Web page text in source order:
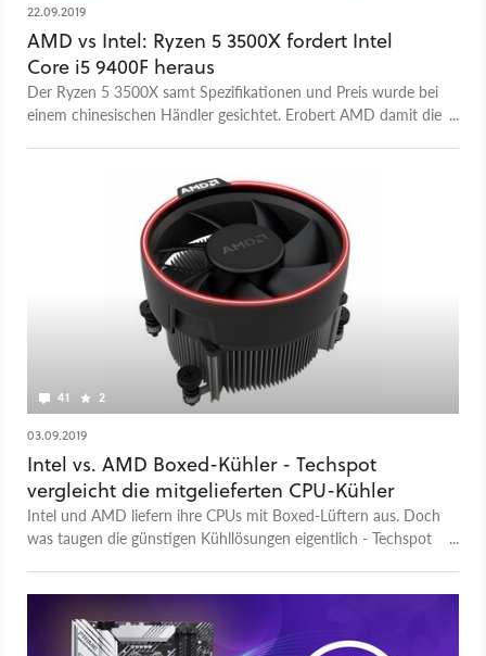
22.09.2019
AMD vs Intel: Ryzen 5 3500X fordert Intel
Core i5 9400F heraus
Der Ryzen 5 3500X samt Spezifikationen und Preis wurde bei
einem chinesischen Händler gesichtet. Erobert AMD damit die
41 2
03.09.2019
Intel vs. AMD Boxed-Kühler - Techspot
vergleicht die mitgelieferten CPU-Kühler
Intel und AMD liefern ihre CPUs mit Boxed-Lüftern aus. Doch
was taugen die günstigen Kühllösungen eigentlich - Techspot